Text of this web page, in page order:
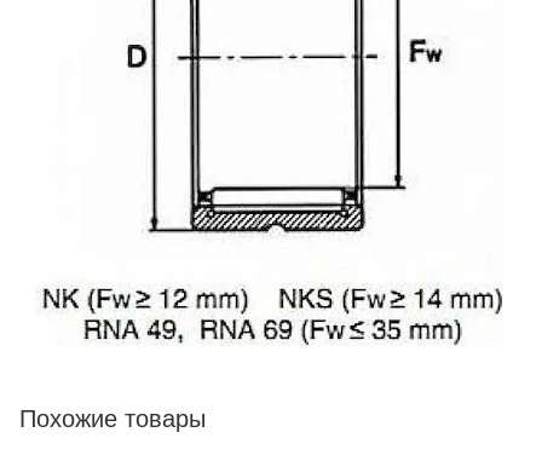
Похожие товары